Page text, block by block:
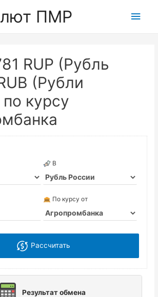
ПМР
RUP (Рубль
(Рубли
курсу
В
По курсу от
Рассчитать
Результат обмена